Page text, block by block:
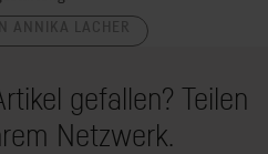
gefallen? Teilen
Netzwerk.